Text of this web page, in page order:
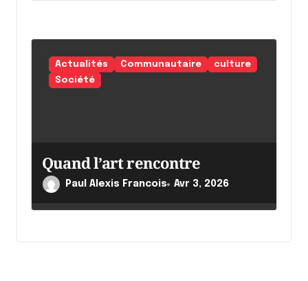
Actualités Communautaire
culture
Société
Quand l’art rencontre
Paul Alexis Francois Avr 3, 2026